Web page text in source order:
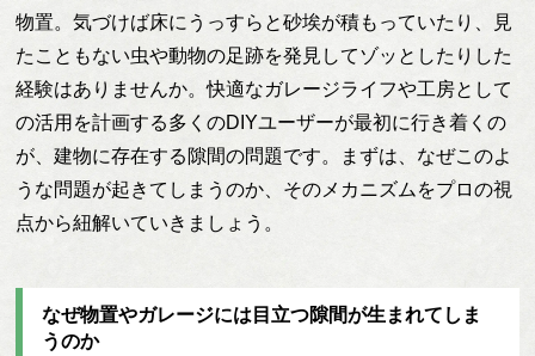
物置。気づけば床にうっすらと砂埃が積もっていたり、見
たこともない虫や動物の足跡を発見してゾッとしたりした
経験はありませんか。快適なガレージライフや工房として
の活用を計画する多くのDIYユーザーが最初に行き着くの
が、建物に存在する隙間の問題です。まずは、なぜこのよ
うな問題が起きてしまうのか、そのメカニズムをプロの視
点から紐解いていきましょう。
なぜ物置やガレージには目立つ隙間が生まれてしま
うのか